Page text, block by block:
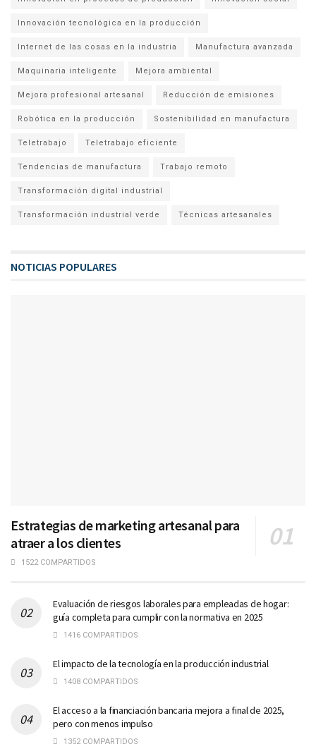
Innovación tecnológica en la producción
Internet de las cosas en la industria Manufactura avanzada
Maquinaria inteligente Mejora ambiental
Mejora profesional artesanal Reducción de emisiones
Robótica en la producción Sostenibilidad en manufactura
Teletrabajo Teletrabajo eficiente
Tendencias de manufactura Trabajo remoto
Transformación digital industrial
Transformación industrial verde Técnicas artesanales
NOTICIAS POPULARES
Estrategias de marketing artesanal para
atraer a los clientes
1522 COMPARTIDOS
Evaluación de riesgos laborales para empleadas de hogar:
guía completa para cumplir con la normativa en 2025
1416 COMPARTIDOS
El impacto de la tecnología en la producción industrial
1408 COMPARTIDOS
El acceso a la financiación bancaria mejora a final de 2025,
pero con menos impulso
1352 COMPARTIDOS